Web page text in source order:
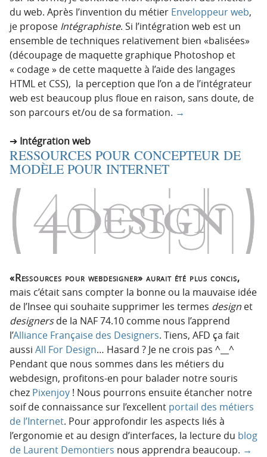
du web. Après l’invention du métier Enveloppeur web,
je propose Intégraphiste. Si l’intégration web est un
ensemble de techniques relativement bien «balisées»
(découpage de maquette graphique Photoshop et
« codage » de cette maquette à l’aide des langages
HTML et CSS), la perception que l’on a de l’intégrateur
web est beaucoup plus floue en raison, sans doute, de
son parcours et/ou de sa formation. →
Intégration web
RESSOURCES POUR CONCEPTEUR DE
MODÈLE POUR INTERNET
«Ressources pour webdesigner» aurait été plus concis,
mais c’était sans compter la bonne ou la mauvaise idée
de l’Insee qui souhaite supprimer les termes design et
designersde la NAF 74.10 comme nous l’apprend
l’Alliance Française des Designers. Tiens, AFD ça fait
aussi All For Design… Hasard ? Je ne crois pas ^__^
Pendant que nous sommes dans les métiers du
webdesign, profitons-en pour balader notre souris
chez Pixenjoy ! Nous pourrons ensuite étancher notre
soif de connaissance sur l’excellent portail des métiers
de l’Internet. Pour approfondir les aspects liés à
l’ergonomie et au design d’interfaces, la lecture du blog
de Laurent Demontiers nous apprendra beaucoup. →